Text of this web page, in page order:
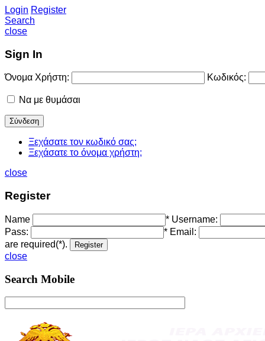
Login Register
Search
close
Sign In
Όνομα Χρήστη: Κωδικός:
Να με θυμάσαι
Ξεχάσατε τον κωδικό σας;
Ξεχάσατε το όνομα χρήστη;
close
Register
Name * Username:
Pass:
* Email:
are required(*).
close
Search Mobile